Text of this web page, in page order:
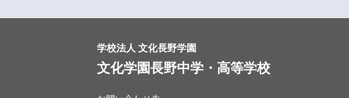
学校法人 文化長野学園
文化学園長野中学・高等学校